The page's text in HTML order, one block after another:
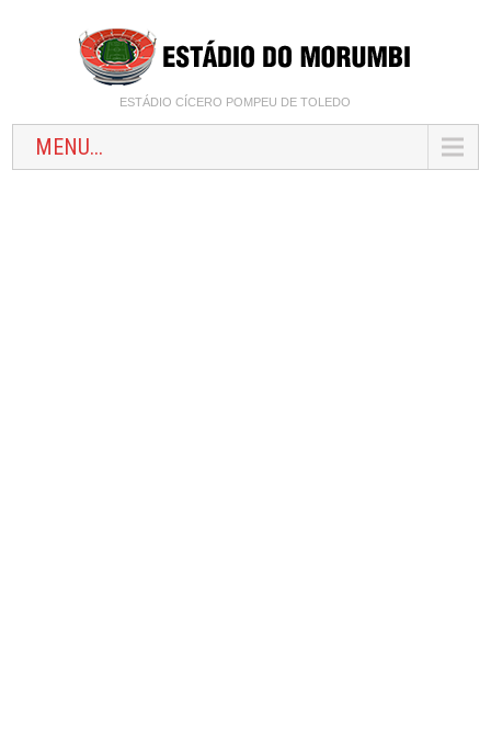
ESTÁDIO CÍCERO POMPEU DE TOLEDO
MENU...